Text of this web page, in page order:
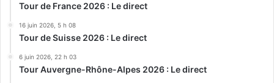
Tour de France 2026 : Le direct
16 juin 2026, 5 h 08
Tour de Suisse 2026 : Le direct
6 juin 2026, 22 h 03
Tour Auvergne-Rhône-Alpes 2026 : Le direct